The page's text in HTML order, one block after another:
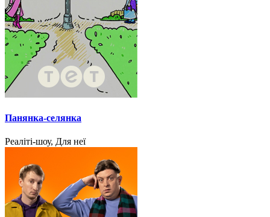
Панянка-селянка
Реаліті-шоу, Для неї